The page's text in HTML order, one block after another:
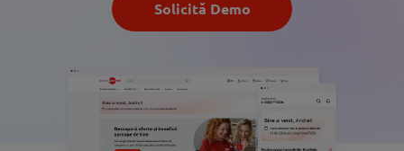
Solicită Demo